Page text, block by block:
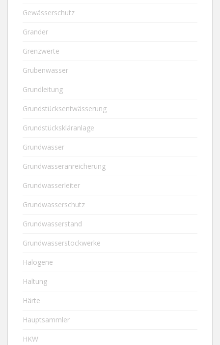
Gewässerschutz
Grander
Grenzwerte
Grubenwasser
Grundleitung
Grundstücksentwässerung
Grundstückskläranlage
Grundwasser
Grundwasseranreicherung
Grundwasserleiter
Grundwasserschutz
Grundwasserstand
Grundwasserstockwerke
Halogene
Haltung
Härte
Hauptsammler
HKW